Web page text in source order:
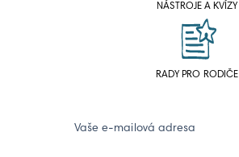
NÁSTROJE A KVÍZY
RADY PRO RODIČE
Vaše e-mailová adresa